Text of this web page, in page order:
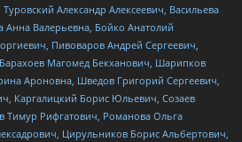
Александр Алексеевич, Васильева
Анна Валерьевна, Бойко Анатолий
Пивоваров Андрей Сергеевич,
Магомед Бекханович, Шарипков
Ароновна, Шведов Григорий Сергеевич,
Каргалицкий Борис Юльевич, Созаев
Тимур Рифгатович, Романова Ольга
Цирульников Борис Альбертович,